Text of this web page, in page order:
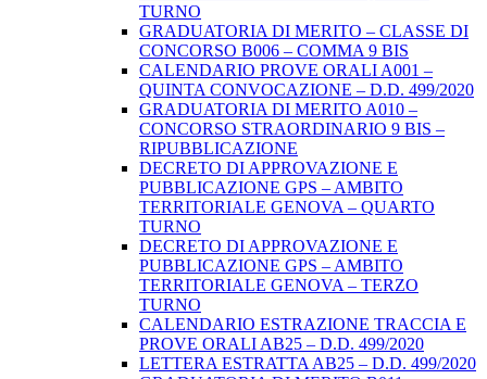
TURNO
GRADUATORIA DI MERITO – CLASSE DI
CONCORSO B006 – COMMA 9 BIS
CALENDARIO PROVE ORALI A001 –
QUINTA CONVOCAZIONE – D.D. 499/2020
GRADUATORIA DI MERITO A010 –
CONCORSO STRAORDINARIO 9 BIS –
RIPUBBLICAZIONE
DECRETO DI APPROVAZIONE E
PUBBLICAZIONE GPS – AMBITO
TERRITORIALE GENOVA – QUARTO
TURNO
DECRETO DI APPROVAZIONE E
PUBBLICAZIONE GPS – AMBITO
TERRITORIALE GENOVA – TERZO
TURNO
CALENDARIO ESTRAZIONE TRACCIA E
PROVE ORALI AB25 – D.D. 499/2020
LETTERA ESTRATTA AB25 – D.D. 499/2020